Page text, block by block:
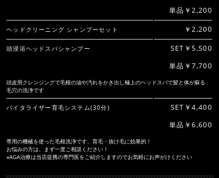
単品￥2,200
ヘッドクリーニング シャンプーセット ￥2,200
頭浸浴ヘッドスパシャンプー
SET￥5,500
単品￥7,700
頭皮用クレンジングで毛根の油や汚れをかき出し極上のヘッドスパで髪と体が蘇る
毛穴の洗浄です
バイタライザー育毛システム(30分)
SET￥4,400
単品￥6,600
専用の機械を使った毛根洗浄です、育毛・抜け毛に効果的！
お悩みの方は、まず一度ご相談ください！
※AGA治療は当店提携の専門医をご紹介しますのでお気軽にお声がけください